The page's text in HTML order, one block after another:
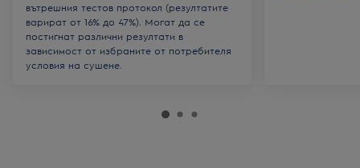
вътрешния тестов протокол (резултатите
варират от 16% до 47%). Могат да се
постигнат различни резултати в
зависимост от избраните от потребителя
условия на сушене.